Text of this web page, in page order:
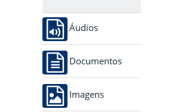
Áudios
Documentos
Imagens